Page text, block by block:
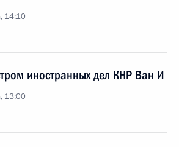
14:10
иностранных дел КНР Ван И
13:00